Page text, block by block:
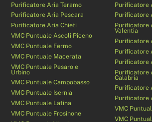
Purificatore Aria Teramo
Purificatore Aria Pescara
Purificatore Aria Chieti
VMC Puntuale Ascoli Piceno
VMC Puntuale Fermo
VMC Puntuale Macerata
VMC Puntuale Pesaro e
Urbino
VMC Puntuale Campobasso
VMC Puntuale Isernia
VMC Puntuale Latina
VMC Puntuale Frosinone
Purificatore
Purificatore
Purificatore
Valentia
Purificatore
Purificatore
Purificatore
Purificatore
Calabria
Purificatore
Purificatore
VMC
VMC